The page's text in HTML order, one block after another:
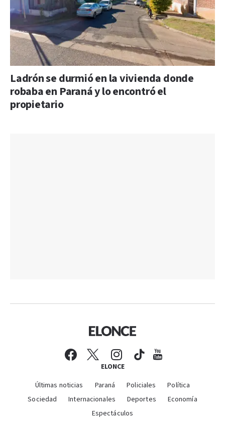
Ladrón se durmió en la vivienda donde
robaba en Paraná y lo encontró el
propietario
ELONCE
Últimas noticias Paraná Policiales
Política
Sociedad
Internacionales Deportes
Economía
Espectáculos